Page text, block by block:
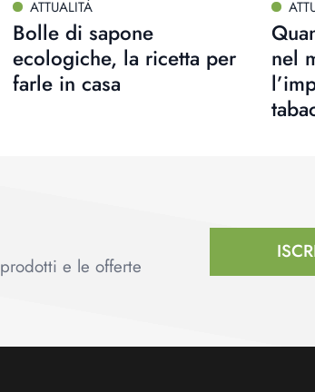
ATTUALITÀ
Bolle di sapone
ecologiche, la ricetta per
farle in casa
nel
e le offerte